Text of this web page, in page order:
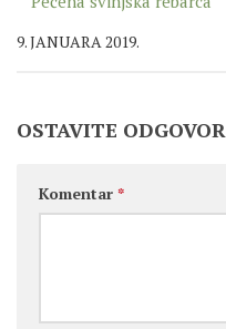
9. JANUARA 2019.
OSTAVITE ODGOVOR
Komentar *